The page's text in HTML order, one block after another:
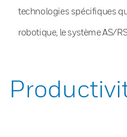
technologies spécifiques
robotique, le système AS/